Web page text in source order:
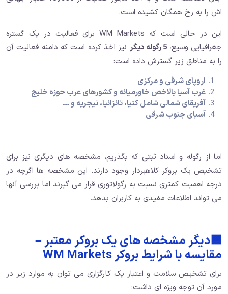
اش را به رخ همگان کشیده است.
این در حالی است که WM Markets برای فعالیت در یک گستره
جغرافیایی وسیع،
نیز اخذ کرده است که دامنه فعالیت آن
را به مناطق زیر گسترش داده است:
اروپای شرقی و مرکزی
غرب آسیا بالاخص خاورمیانه و کشورهای عرب حوزه خلیج
آفریقای شمالی شامل کنیا، تانزانیا، نیجریه و …
آسیای جنوب شرقی
اما از رگوله و اسناد ثبتی که بگذریم، مشخصه های دیگری نیز برای
تشخیص یک بروکر کلاهبردار وجود دارند. این مشخصه ها اگرچه در
درجه اهمیت کمتری نسبت به رگولاتوری قرار می گیرند اما بررسی آنها
می تواند اطلاعات مفیدی به کاربران بدهد.
🟦دیگر مشخصه های یک بروکر معتبر –
مقایسه با شرایط بروکر WM Markets
برای تشخیص سلامت و اعتبار یک کارگزاری می توان به موارد زیر در
مورد آن توجه ویژه ای داشت: